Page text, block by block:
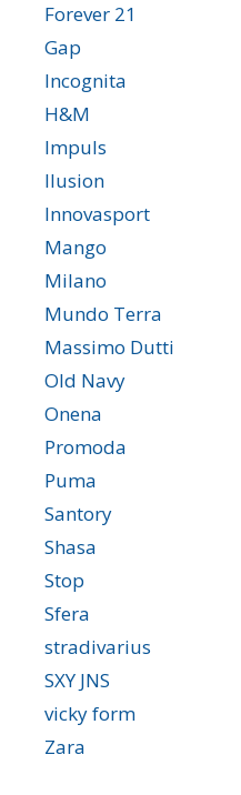
Forever 21
Gap
Incognita
H&M
Impuls
Ilusion
Innovasport
Mango
Milano
Mundo Terra
Massimo Dutti
Old Navy
Onena
Promoda
Puma
Santory
Shasa
Stop
Sfera
stradivarius
SXY JNS
vicky form
Zara